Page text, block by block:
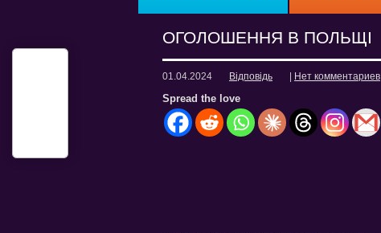
ОГОЛОШЕННЯ В ПОЛЬЩІ
01.04.2024 Відповідь Нет комментариев
Spread the love